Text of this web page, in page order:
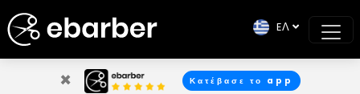
× Κατέβασε το app
EΛ